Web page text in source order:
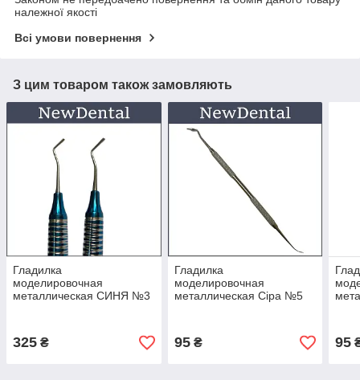
належної якості
Всі умови повернення
З цим товаром також замовляють
Гладилка
моделировочная
металлическая СИНЯ №3
325 ₴
Гладилка
моделировочная
металлическая Сіра №5
95₴ 95